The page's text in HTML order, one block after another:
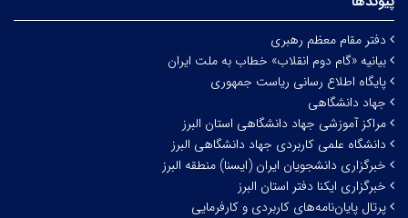
دفتر مقام معظم رهبری
بیانیه «گام دوم انقلاب» خطاب به ملت ایران
پایگاه اطلاع رسانی ریاست جمهوری
جهاد دانشگاهی
مراکز آموزشی جهاد دانشگاهی استان البرز
دانشگاه علمی کاربردی جهاد دانشگاهی البرز
خبرگزاری دانشجویان ایران (ایسنا) منطقه البرز
خبرگزاری ایکنا دفتر استان البرز
پرتال پایان‌نامه‌های کاربردی و کارفرمایی